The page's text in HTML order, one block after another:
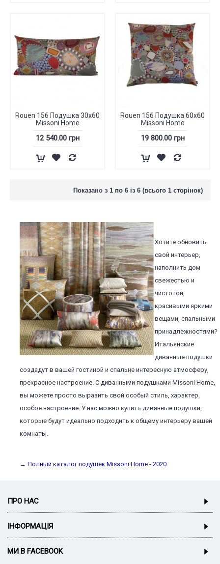
Rouen 156 Подушка 30х60
Missoni Home
12 540.00 грн
Rouen 156 Подушка 60х60
Missoni Home
19 800.00 грн
Показано з 1 по 6 із 6 (всього 1 сторінок)
Хотите обновить
свой интерьер,
наполнить дом
свежестью и
чистотой,
красивыми яркими
вещами, спальными
принадлежностями?
Итальянские
диванные подушки
создадут в вашей гостиной и спальне интересную атмосферу,
прекрасное настроение. C диванными подушками Missoni Home,
вы можете просто выразить свой особый стиль, характер,
особое настроение. У нас можно купить диванные подушки,
которые будут идеально подходить к общему интерьеру вашей
комнаты.
→ Полный каталог подушек Missoni Home - 2020
ПРО НАС
ІНФОРМАЦІЯ
МИ В FACEBOOK